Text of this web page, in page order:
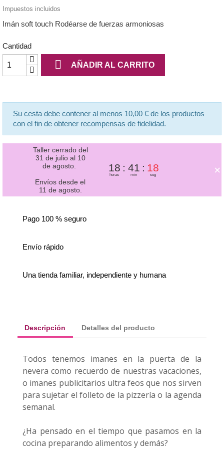
Impuestos incluidos
Imán soft touch Rodéarse de fuerzas armoniosas
Cantidad
 AÑADIR AL CARRITO
Su cesta debe contener al menos 10,00 € de los productos
con el fin de obtener recompensas de fidelidad.
Taller cerrado del
31 de julio al 10
de agosto.
Envíos desde el
11 de agosto.
18
horas
41
min
17
seg ×
Pago 100 % seguro
Envío rápido
Una tienda familiar, independiente y humana
Descripción Detalles del producto
Todos tenemos imanes en la puerta de la
nevera como recuerdo de nuestras vacaciones,
o imanes publicitarios ultra feos que nos sirven
para sujetar el folleto de la pizzería o la agenda
semanal.
¿Ha pensado en el tiempo que pasamos en la
cocina preparando alimentos y demás?